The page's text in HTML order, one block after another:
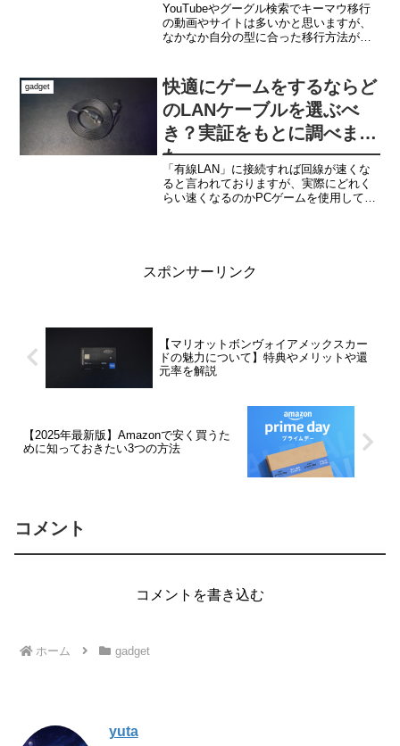
YouTubeやグーグル検索でキーマウ移行
の動画やサイトは多いかと思いますが、
なかなか自分の型に合った移行方法が見
ウにスムーズに移行できる方法をご紹介
させて頂きます。
gadget
快適にゲームをするならど
のLANケーブルを選ぶべ
き？実証をもとに調べまし
た
「有線LAN」に接続すれば回線が速くな
ると言われておりますが、実際にどれく
らい速くなるのかPCゲームを使用して実
スポンサーリンク
【マリオットボンヴォイアメックスカー
ドの魅力について】特典やメリットや還
元率を解説
【2025年最新版】Amazonで安く買うた
めに知っておきたい3つの方法
コメント
コメントを書き込む
ホーム gadget
yuta